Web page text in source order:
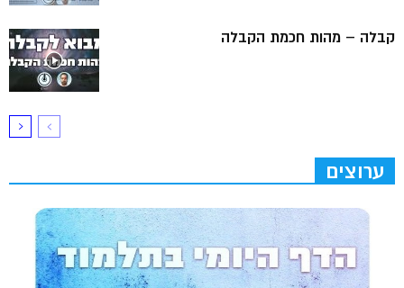
קבלה – מהות חכמת הקבלה
ערוצים